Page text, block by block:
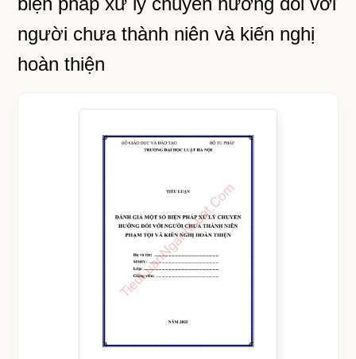
người chưa thành niên và kiến nghị
hoàn thiện